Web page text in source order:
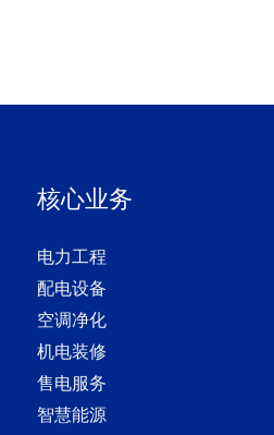
核心业务
电力工程
配电设备
空调净化
机电装修
售电服务
智慧能源